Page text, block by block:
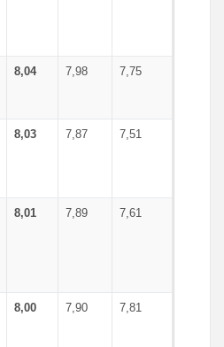
8,04 7,98 7,75
8,03 7,87 7,51
8,01 7,89 7,61
8,00 7,90 7,81